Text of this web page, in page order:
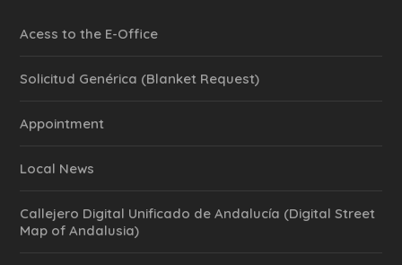
Acess to the E-Office
Solicitud Genérica (Blanket Request)
Appointment
Local News
Callejero Digital Unificado de Andalucía (Digital Street
Map of Andalusia)